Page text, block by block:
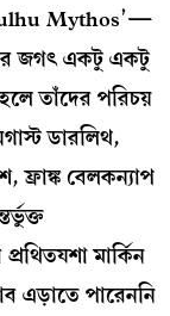
Mythos’—
জগৎ একটু একটু
তাঁদের পরিচয়
ডারলিথ,
ফ্রাঙ্ক বেলকন্যাপ
মার্কিন
এড়াতে পারেননি